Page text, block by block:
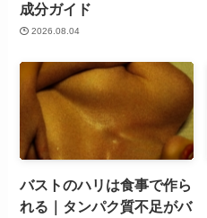
成分ガイド
2026.08.04
バストのハリは食事で作ら
れる｜タンパク質不足がバ